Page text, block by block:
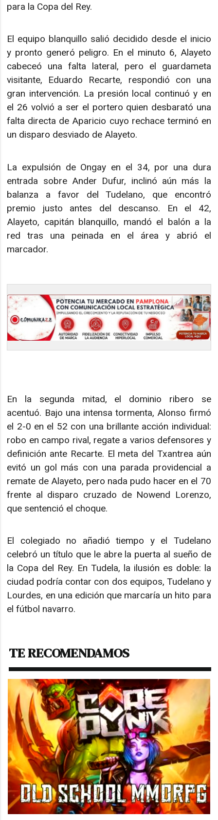
para la Copa del Rey.
El equipo blanquillo salió decidido desde el inicio
y pronto generó peligro. En el minuto 6, Alayeto
cabeceó una falta lateral, pero el guardameta
visitante, Eduardo Recarte, respondió con una
gran intervención. La presión local continuó y en
el 26 volvió a ser el portero quien desbarató una
falta directa de Aparicio cuyo rechace terminó en
un disparo desviado de Alayeto.
La expulsión de Ongay en el 34, por una dura
entrada sobre Ander Dufur, inclinó aún más la
balanza a favor del Tudelano, que encontró
premio justo antes del descanso. En el 42,
Alayeto, capitán blanquillo, mandó el balón a la
red tras una peinada en el área y abrió el
marcador.
En la segunda mitad, el dominio ribero se
acentuó. Bajo una intensa tormenta, Alonso firmó
el 2-0 en el 52 con una brillante acción individual:
robo en campo rival, regate a varios defensores y
definición ante Recarte. El meta del Txantrea aún
evitó un gol más con una parada providencial a
remate de Alayeto, pero nada pudo hacer en el 70
frente al disparo cruzado de Nowend Lorenzo,
que sentenció el choque.
El colegiado no añadió tiempo y el Tudelano
celebró un título que le abre la puerta al sueño de
la Copa del Rey. En Tudela, la ilusión es doble: la
ciudad podría contar con dos equipos, Tudelano y
Lourdes, en una edición que marcaría un hito para
el fútbol navarro.
TE RECOMENDAMOS